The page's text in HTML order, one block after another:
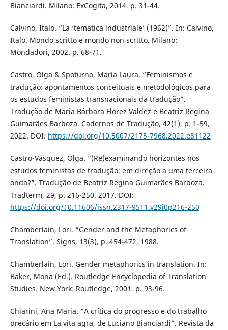
Bianciardi. Milano: ExCogita, 2014. p. 31-44.
Calvino, Italo. “La ‘tematica industriale’ (1962)”. In: Calvino,
Italo. Mondo scritto e mondo non scritto. Milano:
Mondadori, 2002. p. 68-71.
Castro, Olga & Spoturno, María Laura. “Feminismos e
tradução: apontamentos conceituais e metodológicos para
os estudos feministas transnacionais da tradução”.
Tradução de Maria Bárbara Florez Valdez e Beatriz Regina
Guimarães Barboza. Cadernos de Tradução, 42(1), p. 1-59,
2022. DOI: https://doi.org/10.5007/2175-7968.2022.e81122
Castro-Vásquez, Olga. “(Re)examinando horizontes nos
estudos feministas de tradução: em direção a uma terceira
onda?”. Tradução de Beatriz Regina Guimarães Barboza.
Tradterm, 29, p. 216-250. 2017. DOI:
https://doi.org/10.11606/issn.2317-9511.v29i0p216-250
Chamberlain, Lori. “Gender and the Metaphorics of
Translation”. Signs, 13(3), p. 454-472, 1988.
Chamberlain, Lori. Gender metaphorics in translation. In:
Baker, Mona (Ed.). Routledge Encyclopedia of Translation
Studies. New York: Routledge, 2001. p. 93-96.
Chiarini, Ana Maria. “A crítica do progresso e do trabalho
precário em La vita agra, de Luciano Bianciardi”. Revista da